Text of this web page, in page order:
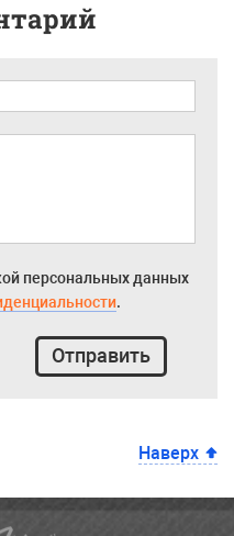
персональных данных
.
Отправить
Наверх